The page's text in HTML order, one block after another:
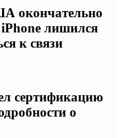
окончательно
лишился
к связи
сертификацию
о